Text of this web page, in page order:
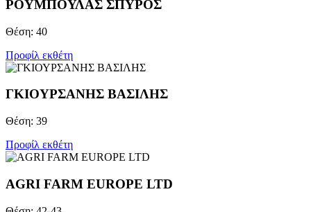
ΡΟΥΜΠΟΥΛΑΣ ΣΠΥΡΟΣ
Θέση: 40
Προφίλ εκθέτη
ΓΚΙΟΥΡΣΑΝΗΣ ΒΑΣΙΛΗΣ
Θέση: 39
Προφίλ εκθέτη
AGRI FARM EUROPE LTD